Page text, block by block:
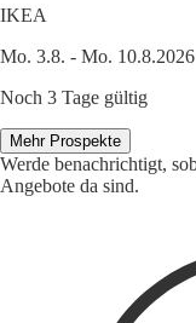
IKEA
Mo. 3.8. - Mo. 10.8.2026
Noch 3 Tage gültig
Mehr Prospekte
Werde benachrichtigt,
Angebote da sind.